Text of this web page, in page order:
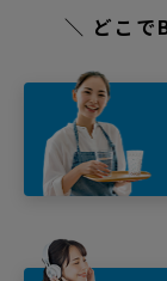
＼ どこで